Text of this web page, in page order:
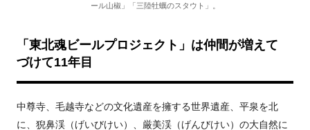
ール山椒」「三陸牡蠣のスタウト」。
「東北魂ビールプロジェクト」は仲間が増えて
づけて11年目
中尊寺、毛越寺などの文化遺産を擁する世界遺産、平泉を北
に、猊鼻渓（げいびけい）、厳美渓（げんびけい）の大自然に